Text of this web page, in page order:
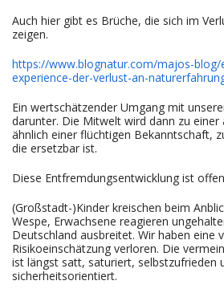
Auch hier gibt es Brüche, die sich im
zeigen.
https://www.blognatur.com/majos-
experience-der-verlust-an-
Ein wertschätzender Umgang mit
darunter. Die Mitwelt wird dann zu einer
ähnlich einer flüchtigen Bekanntschaft,
die ersetzbar ist.
Diese Entfremdungsentwicklung ist
(Großstadt-)Kinder kreischen beim
Wespe, Erwachsene reagieren
Deutschland ausbreitet. Wir haben eine
Risikoeinschätzung verloren. Die
ist längst satt, saturiert, selbstzufrieden
sicherheitsorientiert.